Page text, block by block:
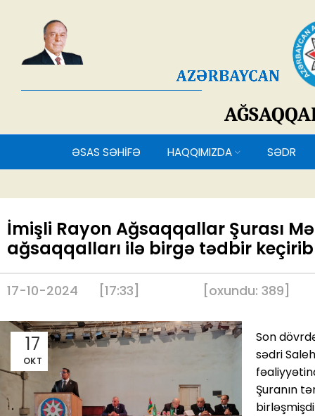
ƏSAS SƏHİFƏ HAQQIMIZDA SƏDR
İmişli Rayon Ağsaqqallar Şurası
ağsaqqalları ilə birgə tədbir keçirib
17-10-2024 [17:33] [oxundu: 389]
17
OKT
Son
sədri
Şuranın